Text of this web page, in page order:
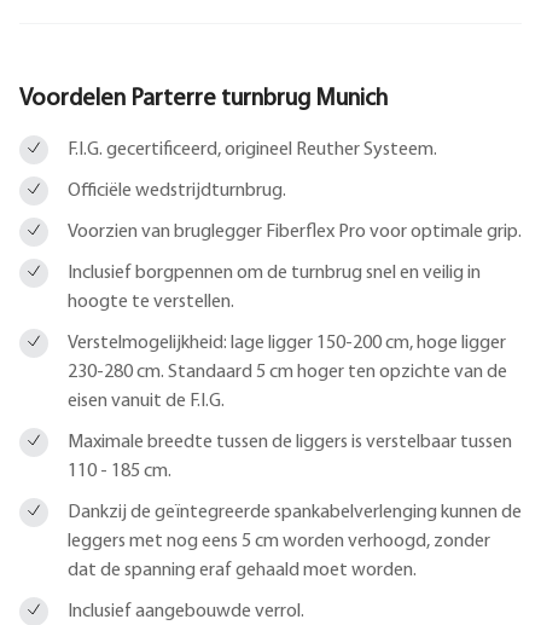
Voordelen Parterre turnbrug Munich
F.I.G. gecertificeerd, origineel Reuther Systeem.
Officiële wedstrijdturnbrug.
Voorzien van bruglegger Fiberflex Pro voor optimale grip.
Inclusief borgpennen om de turnbrug snel en veilig in
hoogte te verstellen.
Verstelmogelijkheid: lage ligger 150-200 cm, hoge ligger
230-280 cm. Standaard 5 cm hoger ten opzichte van de
eisen vanuit de F.I.G.
Maximale breedte tussen de liggers is verstelbaar tussen
110 - 185 cm.
Dankzij de geïntegreerde spankabelverlenging kunnen de
leggers met nog eens 5 cm worden verhoogd, zonder
dat de spanning eraf gehaald moet worden.
Inclusief aangebouwde verrol.